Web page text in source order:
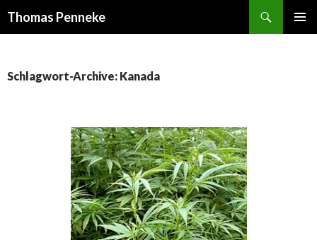
Thomas Penneke
Schlagwort-Archive: Kanada